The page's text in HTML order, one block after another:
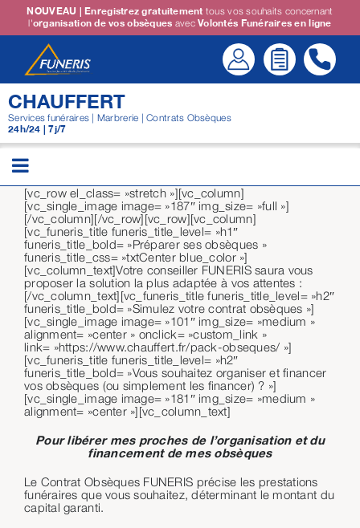
Passer
contenu
NOUVEAU | Enregistrez gratuitement tous vos souhaits concernant
l'organisation de vos obsèques avecVolontés Funéraires en ligne
CHAUFFERT
Services funéraires | Marbrerie | Contrats Obsèques
24h/24 | 7j/7
[vc_row el_class= »stretch »][vc_column]
[vc_single_image image= »187″ img_size= »full »]
[/vc_column][/vc_row][vc_row][vc_column]
[vc_funeris_title funeris_title_level= »h1″
funeris_title_bold= »Préparer ses obsèques »
funeris_title_css= »txtCenter blue_color »]
[vc_column_text]Votre conseiller FUNERIS saura vous
proposer la solution la plus adaptée à vos attentes :
[/vc_column_text][vc_funeris_title funeris_title_level= »h2″
funeris_title_bold= »Simulez votre contrat obsèques »]
[vc_single_image image= »101″ img_size= »medium »
alignment= »center » onclick= »custom_link »
link= »https://www.chauffert.fr/pack-obseques/ »]
[vc_funeris_title funeris_title_level= »h2″
funeris_title_bold= »Vous souhaitez organiser et financer
vos obsèques (ou simplement les financer) ? »]
[vc_single_image image= »181″ img_size= »medium »
alignment= »center »][vc_column_text]
Pour libérer mes proches de l’organisation et du
financement de mes obsèques
Le Contrat Obsèques FUNERIS précise les prestations
funéraires que vous souhaitez, déterminant le montant du
capital garanti.